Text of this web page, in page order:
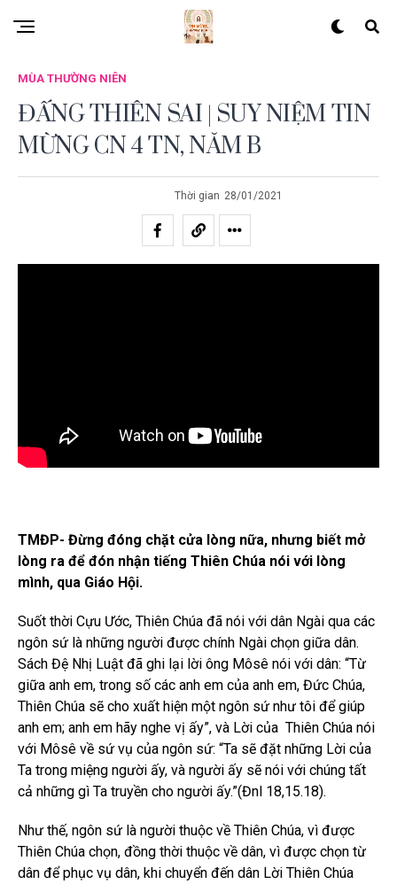
MÙA THƯỜNG NIÊN
ĐẤNG THIÊN SAI | SUY NIỆM TIN
MỪNG CN 4 TN, NĂM B
Thời gian 28/01/2021
TMĐP- Đừng đóng chặt cửa lòng nữa, nhưng biết mở
lòng ra để đón nhận tiếng Thiên Chúa nói với lòng
mình, qua Giáo Hội.
Suốt thời Cựu Ước, Thiên Chúa đã nói với dân Ngài qua các
ngôn sứ là những người được chính Ngài chọn giữa dân.
Sách Đệ Nhị Luật đã ghi lại lời ông Môsê nói với dân: “Từ
giữa anh em, trong số các anh em của anh em, Đức Chúa,
Thiên Chúa sẽ cho xuất hiện một ngôn sứ như tôi để giúp
anh em; anh em hãy nghe vị ấy”, và Lời của Thiên Chúa nói
với Môsê về sứ vụ của ngôn sứ: “Ta sẽ đặt những Lời của
Ta trong miệng người ấy, và người ấy sẽ nói với chúng tất
cả những gì Ta truyền cho người ấy.”(Đnl 18,15.18).
Như thế, ngôn sứ là người thuộc về Thiên Chúa, vì được
Thiên Chúa chọn, đồng thời thuộc về dân, vì được chọn từ
dân để phục vụ dân, khi chuyển đến dân Lời Thiên Chúa